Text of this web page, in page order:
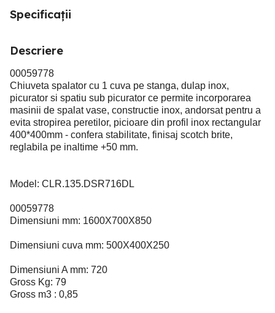
Specificații
Descriere
00059778
Chiuveta spalator cu 1 cuva pe stanga, dulap inox,
picurator si spatiu sub picurator ce permite incorporarea
masinii de spalat vase, constructie inox, andorsat pentru a
evita stropirea peretilor, picioare din profil inox rectangular
400*400mm - confera stabilitate, finisaj scotch brite,
reglabila pe inaltime +50 mm.
Model: CLR.135.DSR716DL
00059778
Dimensiuni mm: 1600X700X850
Dimensiuni cuva mm: 500X400X250
Dimensiuni A mm: 720
Gross Kg: 79
Gross m3 : 0,85